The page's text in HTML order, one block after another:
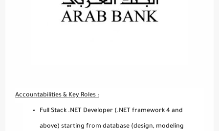
Accountabilities & Key Roles :
Full Stack .NET Developer (.NET framework 4 and
above) starting from database (design, modeling